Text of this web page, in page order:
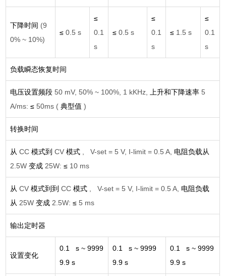
下降时间 (9
0% ~ 10%)
≤ 0.5 s
≤
0.1
s
≤ 0.5 s
≤
0.1
s
≤ 1.5 s
≤
0.1
s
负载瞬态恢复时间
电压设置频段 50 mV, 50% ~ 100%, 1 kKHz, 上升和下降速率 5
A/ms:≤ 50ms (典型值 )
转换时间
从 CC模式到 CV模式 , V-set = 5 V, I-limit = 0.5 A, 电阻负载从
2.5W变成 25W:≤ 10 ms
从 CV模式到到 CC模式 , V-set = 5 V, I-limit = 0.5 A, 电阻负载
从 25W变成 2.5W:≤ 5 ms
输出定时器
设置变化
0.1 s ~ 9999
9.9 s
0.1 s ~ 9999
9.9 s
0.1 s ~ 9999
9.9 s